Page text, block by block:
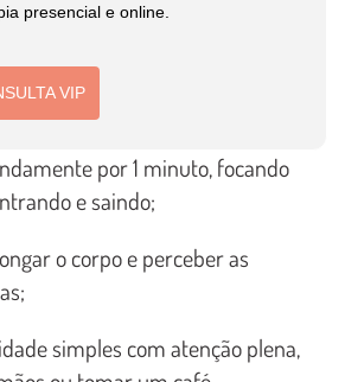
presencial e online.
VIP
por 1 minuto, focando
e saindo;
o corpo e perceber as
simples com atenção plena,